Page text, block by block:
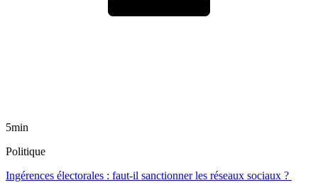
5min
Politique
Ingérences électorales : faut-il sanctionner les réseaux sociaux ?